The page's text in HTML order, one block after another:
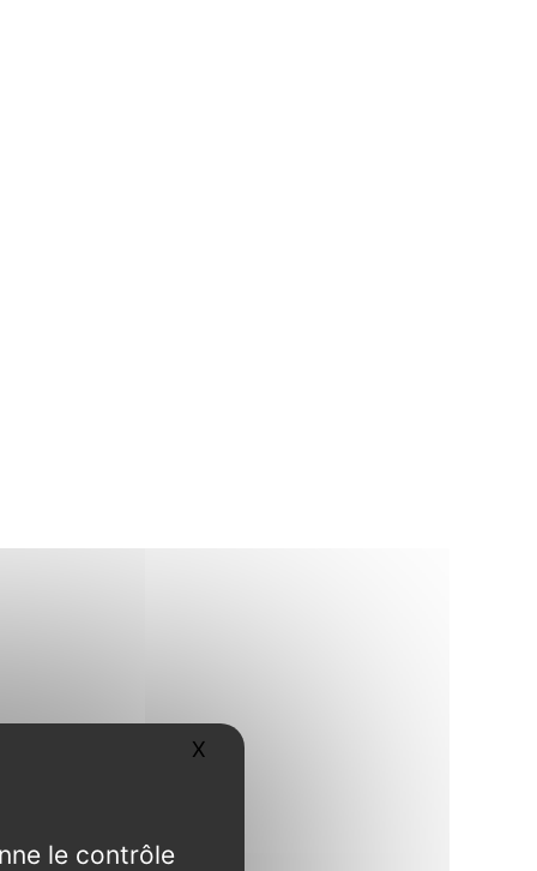
le contrôle
X Masquer le bandeau des cookies